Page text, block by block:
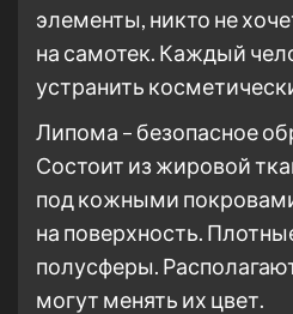
элементы, никто не
на самотек. Каждый
устранить
Липома – безопасное
Состоит из жировой
под кожными
на поверхность.
полусферы.
могут менять их цвет.